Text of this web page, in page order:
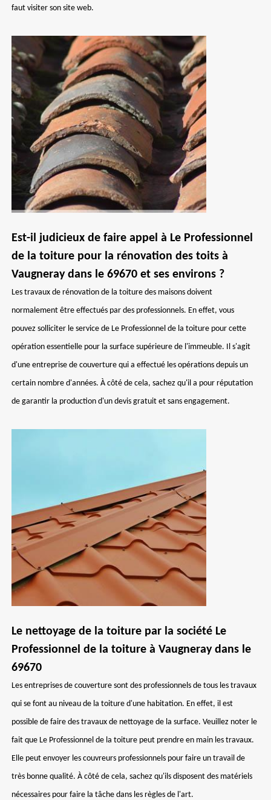
faut visiter son site web.
Est-il judicieux de faire appel à Le Professionnel
de la toiture pour la rénovation des toits à
Vaugneray dans le 69670 et ses environs ?
Les travaux de rénovation de la toiture des maisons doivent
normalement être effectués par des professionnels. En effet, vous
pouvez solliciter le service de Le Professionnel de la toiture pour cette
opération essentielle pour la surface supérieure de l'immeuble. Il s'agit
d'une entreprise de couverture qui a effectué les opérations depuis un
certain nombre d'années. À côté de cela, sachez qu'il a pour réputation
de garantir la production d'un devis gratuit et sans engagement.
Le nettoyage de la toiture par la société Le
Professionnel de la toiture à Vaugneray dans le
69670
Les entreprises de couverture sont des professionnels de tous les travaux
qui se font au niveau de la toiture d'une habitation. En effet, il est
possible de faire des travaux de nettoyage de la surface. Veuillez noter le
fait que Le Professionnel de la toiture peut prendre en main les travaux.
Elle peut envoyer les couvreurs professionnels pour faire un travail de
très bonne qualité. À côté de cela, sachez qu'ils disposent des matériels
nécessaires pour faire la tâche dans les règles de l'art.